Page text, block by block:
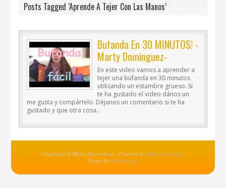
Posts Tagged ‘aprende A Tejer Con Las Manos’
Bufanda En 30 MINUTOS! -
Marty Dominguez-
En este video vamos a aprender a
tejer una bufanda en 30 minutos
utilizando un estambre grueso. Si
te ha gustado el video dános un
me gusta y compártelo. Déjanos un comentario si te ha
gustado y que otra cosa..
Copyright © Mujer Hacendosa - Powered by MejoresInventos
Theme by Infochip.net